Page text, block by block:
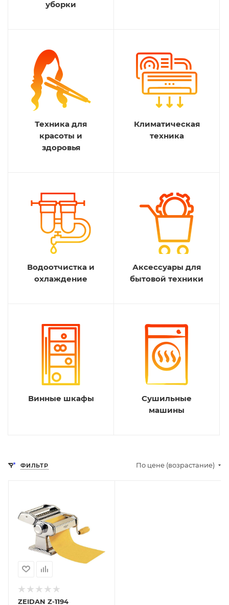
уборки
Техника для
красоты и
здоровья
Климатическая
техника
Водоотчистка и
охлаждение
Аксессуары для
бытовой техники
Винные шкафы
Сушильные
машины
ФИЛЬТР По цене (возрастание)
13.08.2026
В наличии в пункте
самовывоза
ZEIDAN Z-1194